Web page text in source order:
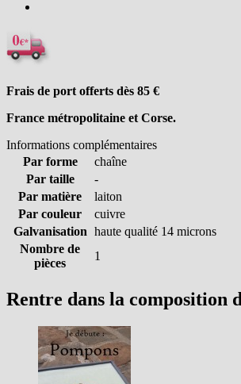
Frais de port offerts dès 85 €
France métropolitaine et Corse.
Informations complémentaires
Par forme
chaîne
Par taille
-
Par matière
laiton
Par couleur
cuivre
Galvanisation haute qualité 14 microns
Nombre de
pièces
1
Rentre dans la composition